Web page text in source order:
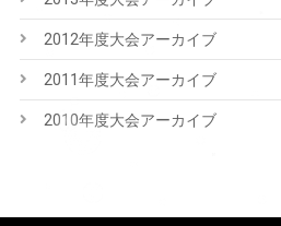
2012年度大会アーカイブ
2011年度大会アーカイブ
2010年度大会アーカイブ